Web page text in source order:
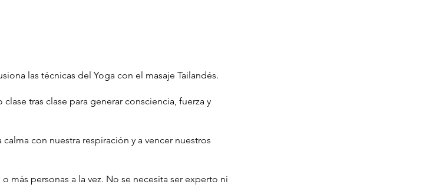
las técnicas del Yoga con el masaje Tailandés.
tras clase para generar consciencia, fuerza y
con nuestra respiración y a vencer nuestros
más personas a la vez. No se necesita ser experto ni